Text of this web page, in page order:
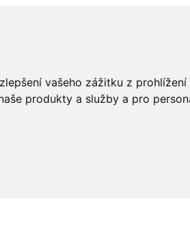
vašeho zážitku z
produkty a služby a pro